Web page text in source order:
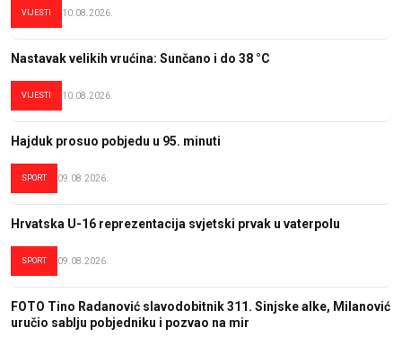
VIJESTI 10.08.2026.
Nastavak velikih vrućina: Sunčano i do 38 °C
VIJESTI 10.08.2026.
Hajduk prosuo pobjedu u 95. minuti
SPORT 09.08.2026.
Hrvatska U-16 reprezentacija svjetski prvak u vaterpolu
SPORT 09.08.2026.
FOTO Tino Radanović slavodobitnik 311. Sinjske alke, Milanović
uručio sablju pobjedniku i pozvao na mir